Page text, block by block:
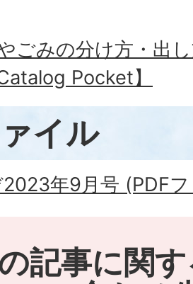
ごみの分け方・出
Pocket】
イル
年9月号 (PDF
記事に関